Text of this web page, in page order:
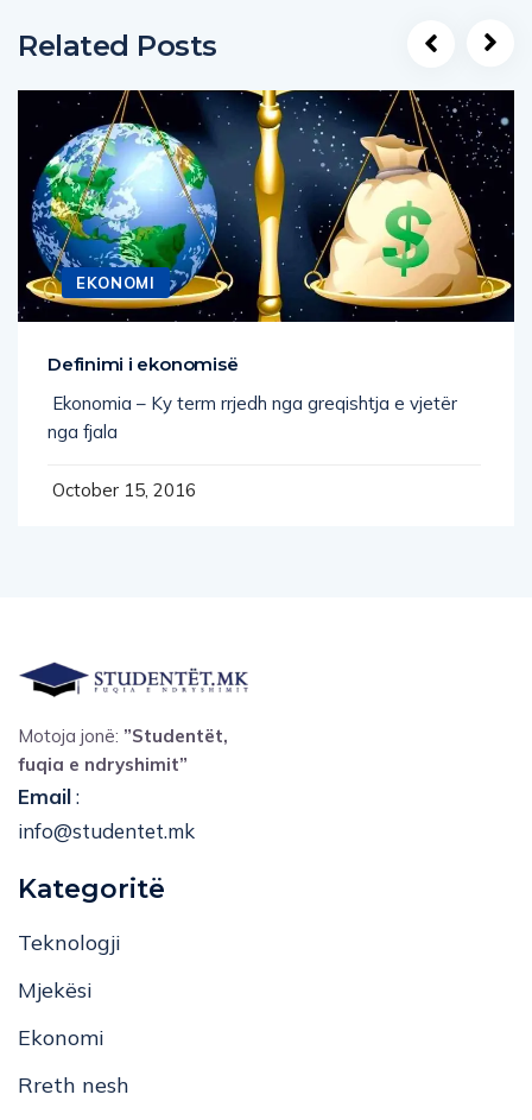
Related Posts
EKONOMI
Definimi i ekonomisë
Ekonomia – Ky term rrjedh nga greqishtja e vjetër
nga fjala
October 15, 2016
Motoja jonë: ”Studentët,
fuqia e ndryshimit”
Email:
info@studentet.mk
Kategoritë
Teknologji
Mjekësi
Ekonomi
Rreth nesh